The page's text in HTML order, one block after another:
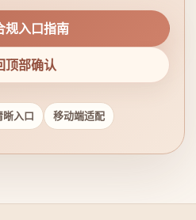
规入口指南
顶部确认
晰入口 移动端适配